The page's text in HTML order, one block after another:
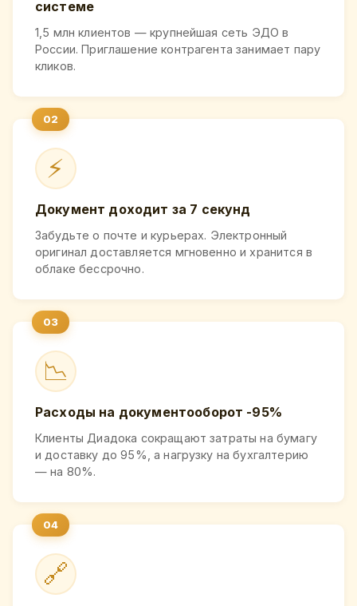
системе
1,5 млн клиентов — крупнейшая сеть ЭДО в
России. Приглашение контрагента занимает пару
кликов.
⚡
Документ доходит за 7 секунд
Забудьте о почте и курьерах. Электронный
оригинал доставляется мгновенно и хранится в
облаке бессрочно.
📉
Расходы на документооборот -95%
Клиенты Диадока сокращают затраты на бумагу
и доставку до 95%, а нагрузку на бухгалтерию
— на 80%.
🔗